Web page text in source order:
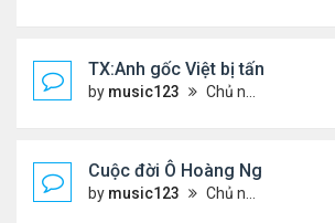
TX:Anh gốc Việt bị tấn công dã
by music123 Chủ nhật Tháng 7 26, 2026 4:24 pm
Cuộc đời Ô Hoàng Ngành Nails
by music123 Chủ nhật Tháng 7 26, 2026 4:17 pm